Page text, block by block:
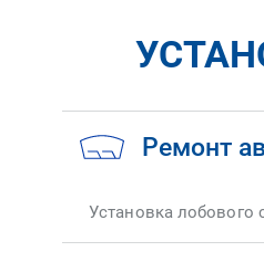
Ремонт
Установка лобового